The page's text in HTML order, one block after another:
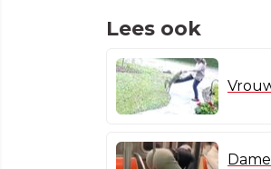
Lees ook